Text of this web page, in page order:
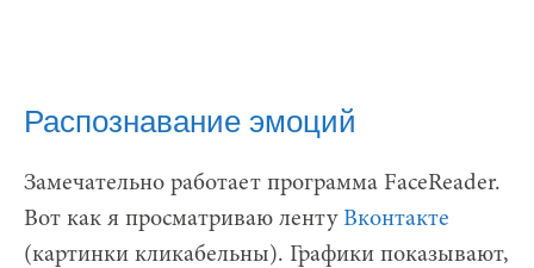
Распознавание эмоций
Замечательно работает программа FaceReader.
Вот как я просматриваю ленту Вконтакте
(картинки кликабельны). Графики показывают,